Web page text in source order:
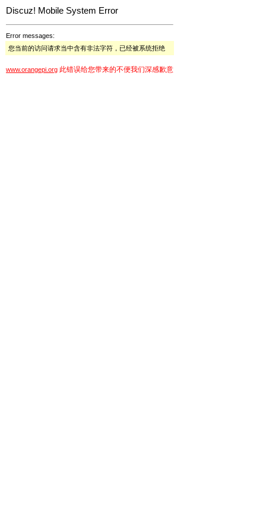
Discuz! Mobile System Error
Error messages:
您当前的访问请求当中含有非法字符，已经被系统拒绝
www.orangepi.org 此错误给您带来的不便我们深感歉意